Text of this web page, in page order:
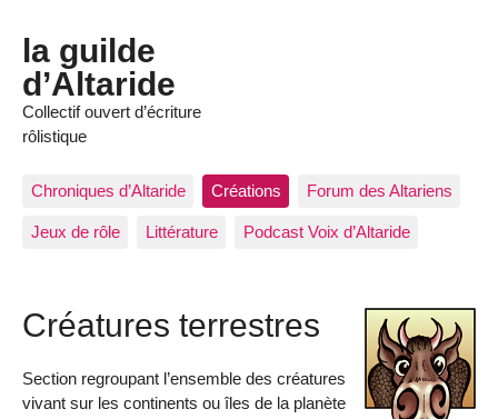
la guilde
d’Altaride
Collectif ouvert d’écriture
rôlistique
Chroniques d’Altaride Créations Forum des Altariens
Jeux de rôle Littérature Podcast Voix d’Altaride
Créatures terrestres
Section regroupant l’ensemble des créatures
vivant sur les continents ou îles de la planète